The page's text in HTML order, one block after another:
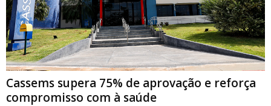
Cassems supera 75% de aprovação e reforça
compromisso com à saúde